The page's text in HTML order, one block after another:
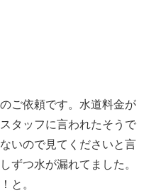
ご依頼です。水道料金が
タッフに言われたそうで
いので見てくださいと言
ずつ水が漏れてました。
と。